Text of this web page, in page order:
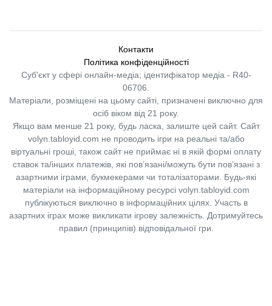
Контакти
Політика конфіденційності
Суб'єкт у сфері онлайн-медіа; ідентифікатор медіа - R40-
06706.
Матеріали, розміщені на цьому сайті, призначені виключно для
осіб віком від 21 року.
Якщо вам менше 21 року, будь ласка, залиште цей сайт. Сайт
volyn.tabloyid.com не проводить ігри на реальні та/або
віртуальні гроші, також сайт не приймає ні в якій формі оплату
ставок та/інших платежів, які пов’язані/можуть бути пов’язані з
азартними іграми, букмекерами чи тоталізаторами. Будь-які
матеріали на інформаційному ресурсі volyn.tabloyid.com
публікуються виключно в інформаційних цілях. Участь в
азартних іграх може викликати ігрову залежність. Дотримуйтесь
правил (принципів) відповідальної гри.